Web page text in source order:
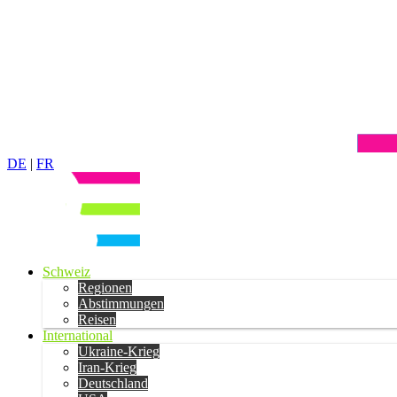
DE | FR
Schweiz
Regionen
Abstimmungen
Reisen
International
Ukraine-Krieg
Iran-Krieg
Deutschland